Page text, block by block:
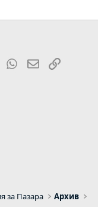
Tumblr WhatsApp
EmailLink
за Пазара Архив